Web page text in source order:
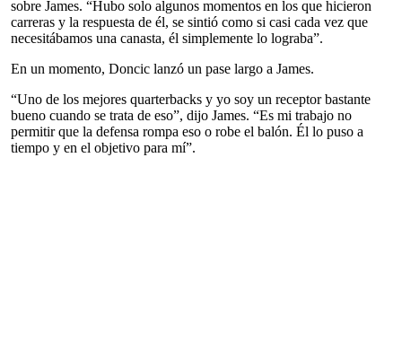
sobre James. “Hubo solo algunos momentos en los que hicieron
carreras y la respuesta de él, se sintió como si casi cada vez que
necesitábamos una canasta, él simplemente lo lograba”.
En un momento, Doncic lanzó un pase largo a James.
“Uno de los mejores quarterbacks y yo soy un receptor bastante
bueno cuando se trata de eso”, dijo James. “Es mi trabajo no
permitir que la defensa rompa eso o robe el balón. Él lo puso a
tiempo y en el objetivo para mí”.